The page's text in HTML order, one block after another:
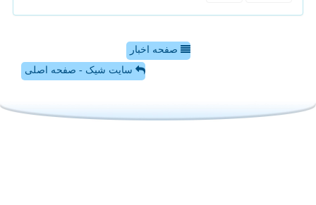
صفحه اخبار
سایت شیک - صفحه اصلی